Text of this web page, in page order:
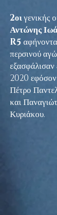
2οιγενικής
Αντώνης
R5
περσινού
εξασφάλισαν
2020 εφόσον
Πέτρο
και
Κυριάκου.